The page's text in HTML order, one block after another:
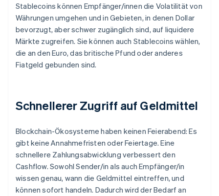
Stablecoins können Empfänger/innen die Volatilität von
Währungen umgehen und in Gebieten, in denen Dollar
bevorzugt, aber schwer zugänglich sind, auf liquidere
Märkte zugreifen. Sie können auch Stablecoins wählen,
die an den Euro, das britische Pfund oder anderes
Fiatgeld gebunden sind.
Schnellerer Zugriff auf Geldmittel
Blockchain-Ökosysteme haben keinen Feierabend: Es
gibt keine Annahmefristen oder Feiertage. Eine
schnellere Zahlungsabwicklung verbessert den
Cashflow. Sowohl Sender/in als auch Empfänger/in
wissen genau, wann die Geldmittel eintreffen, und
können sofort handeln. Dadurch wird der Bedarf an